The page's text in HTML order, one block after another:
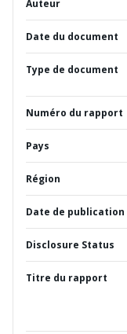
Auteur
Date du document
Type de document
Numéro du rapport
Pays
Région
Date de publication
Disclosure Status
Titre du rapport